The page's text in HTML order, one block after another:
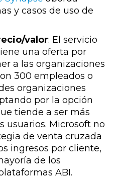
y casos de uso de
valor: El servicio
una oferta por
a las organizaciones
300 empleados o
organizaciones
por la opción
tiende a ser más
usuarios. Microsoft no
de venta cruzada
ingresos por cliente,
de los
ABI.